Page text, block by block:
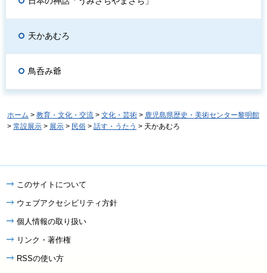
天かあむろ
鳥呑み爺
ホーム > 教育・文化・交流 > 文化・芸術 > 鹿児島県歴史・美術センター黎明館
> 常設展示 > 展示 > 民俗 > 話す・うたう > 天かあむろ
このサイトについて
ウェブアクセシビリティ方針
個人情報の取り扱い
リンク・著作権
RSSの使い方